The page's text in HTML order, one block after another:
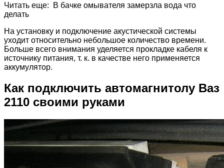
Читать еще: В бачке омывателя замерзла вода что
делать
На установку и подключение акустической системы
уходит относительно небольшое количество времени.
Больше всего внимания уделяется прокладке кабеля к
источнику питания, т. к. в качестве него применяется
аккумулятор.
Как подключить автомагнитолу Ваз
2110 своими руками